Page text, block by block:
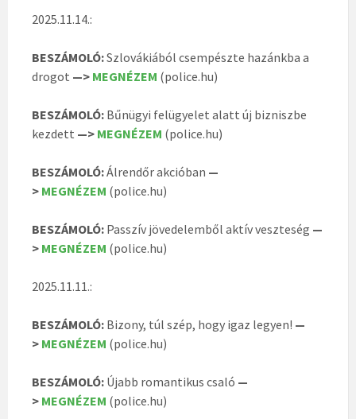
2025.11.14.:
BESZÁMOLÓ:Szlovákiából csempészte hazánkba a
drogot —> MEGNÉZEM (police.hu)
BESZÁMOLÓ: Bűnügyi felügyelet alatt új bizniszbe
kezdett —> MEGNÉZEM (police.hu)
BESZÁMOLÓ:Álrendőr akcióban —
> MEGNÉZEM (police.hu)
BESZÁMOLÓ: Passzív jövedelemből aktív veszteség —
> MEGNÉZEM (police.hu)
2025.11.11.:
BESZÁMOLÓ: Bizony, túl szép, hogy igaz legyen! —
> MEGNÉZEM (police.hu)
BESZÁMOLÓ: Újabb romantikus csaló —
> MEGNÉZEM (police.hu)